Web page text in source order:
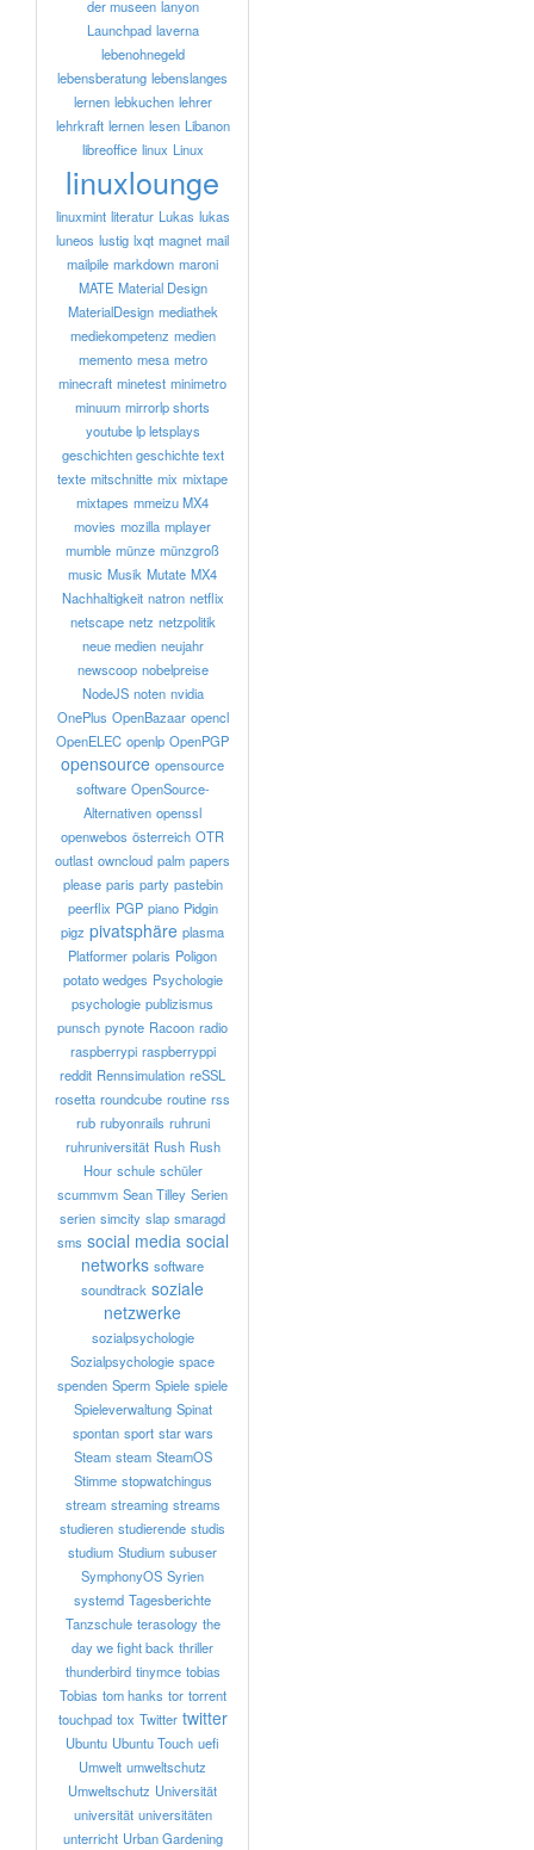
der museen lanyon
Launchpad laverna
lebenohnegeld
lebensberatung lebenslanges
lernen lebkuchen lehrer
lehrkraft lernen lesen Libanon
libreoffice linux Linux
linuxlounge
linuxmint literatur Lukas lukas
luneos lustig lxqt magnet mail
mailpile markdown maroni
MATE Material Design
MaterialDesign mediathek
mediekompetenz medien
memento mesa metro
minecraft minetest minimetro
minuum mirrorlp shorts
youtube lp letsplays
geschichten geschichte text
texte mitschnitte mix mixtape
mixtapes mmeizu MX4
movies mozilla mplayer
mumble münze münzgroß
music Musik Mutate MX4
Nachhaltigkeit natron netflix
netscape netz netzpolitik
neue medien neujahr
newscoop nobelpreise
NodeJS noten nvidia
OnePlus OpenBazaar opencl
OpenELEC openlp OpenPGP
opensource opensource
software OpenSource-
Alternativen openssl
openwebos österreich OTR
outlast owncloud palm papers
please paris party pastebin
peerflix PGP piano Pidgin
pigz pivatsphäre plasma
Platformer polaris Poligon
potato wedges Psychologie
psychologie publizismus
punsch pynote Racoon radio
raspberrypi raspberryppi
reddit Rennsimulation reSSL
rosetta roundcube routine rss
rub rubyonrails ruhruni
ruhruniversität Rush Rush
Hour schule schüler
scummvm Sean Tilley Serien
serien simcity slap smaragd
sms social media social
networks software
soundtrack soziale
netzwerke
sozialpsychologie
Sozialpsychologie space
spenden Sperm Spiele spiele
Spieleverwaltung Spinat
spontan sport star wars
Steam steam SteamOS
Stimme stopwatchingus
stream streaming streams
studieren studierende studis
studium Studium subuser
SymphonyOS Syrien
systemd Tagesberichte
Tanzschule terasology the
day we fight back thriller
thunderbird tinymce tobias
Tobias tom hanks tor torrent
touchpad tox Twitter twitter
Ubuntu Ubuntu Touch uefi
Umwelt umweltschutz
Umweltschutz Universität
universität universitäten
unterricht Urban Gardening